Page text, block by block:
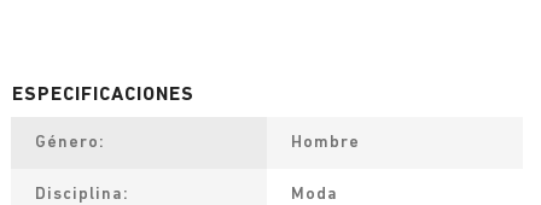
Género Hombre
Disciplina Moda